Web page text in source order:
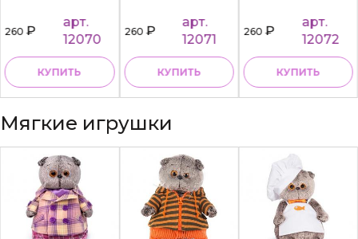
260₽
арт.
12070
КУПИТЬ
260₽
арт.
12071
КУПИТЬ
260₽
арт.
12072
КУПИТЬ
Мягкие игрушки